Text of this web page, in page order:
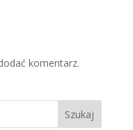
komentarz.